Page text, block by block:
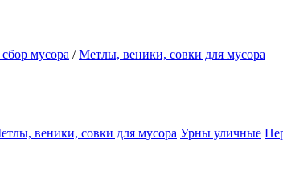
мусора /Метлы, веники, совки для мусора
веники, совки для мусора Урны уличные